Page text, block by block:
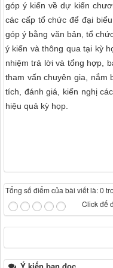
góp ý kiến về dự kiến
các cấp tổ chức để đại
góp ý bằng văn bản, tổ
ý kiến và thông qua tại kỳ
nhiệm trả lời và tổng hợp,
tham vấn chuyên gia, nắm
tích, đánh giá, kiến nghị
hiệu quả kỳ họp.
Tổng số điểm của bài viết là: 0
Click để